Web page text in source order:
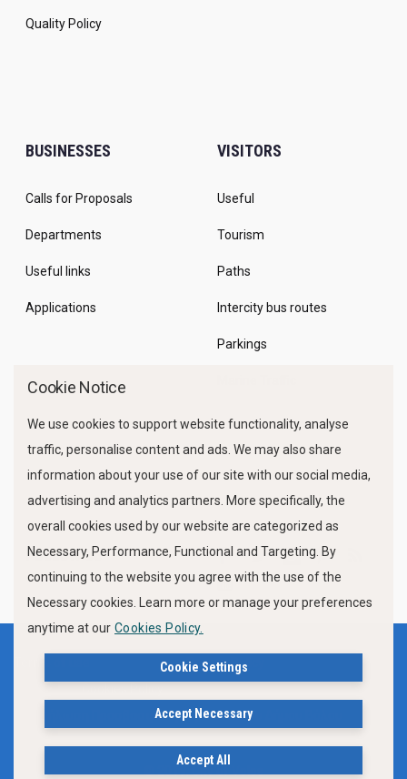
Quality Policy
BUSINESSES
Calls for Proposals
Departments
Useful links
Applications
VISITORS
Useful
Tourism
Paths
Intercity bus routes
Parkings
FOLLOW US
© 2019, City of Volos
Privacy Policy
Δήλωση Προσβασιμότητας Ιστότοπου Δήμου Βόλου
Cookie Notice
We use cookies to support website functionality, analyse
traffic, personalise content and ads. We may also share
information about your use of our site with our social media,
advertising and analytics partners. More specifically, the
overall cookies used by our website are categorized as
Necessary, Performance, Functional and Targeting. By
continuing to the website you agree with the use of the
Necessary cookies. Learn more or manage your preferences
anytime at our Cookies Policy.
Cookie Settings
Accept Necessary
Accept All